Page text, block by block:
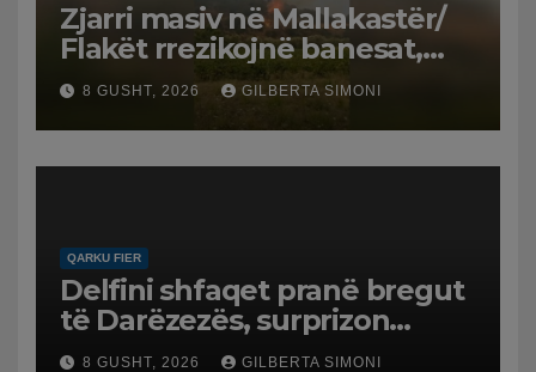
Zjarri masiv në Mallakastër/
Flakët rrezikojnë banesat,
Policia evakuon disa familje
në Koilac
8 GUSHT, 2026 GILBERTA SIMONI
QARKU FIER
Delfini shfaqet pranë bregut
të Darëzezës, surprizon
pushuesit dhe banorët
8 GUSHT, 2026 GILBERTA SIMONI